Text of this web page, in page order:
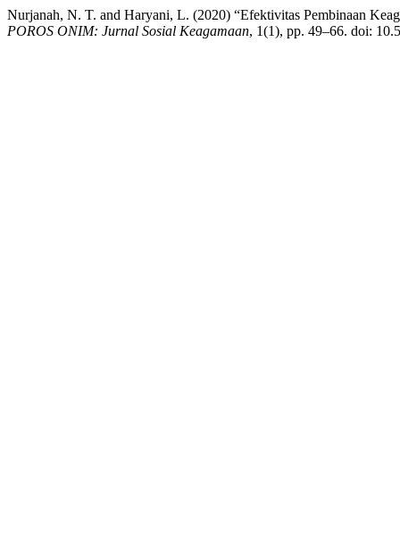
Nurjanah, N. T. and Haryani, L. (2020) “Efektivitas Pembinaan
POROS ONIM: Jurnal Sosial Keagamaan, 1(1), pp. 49–66. doi: